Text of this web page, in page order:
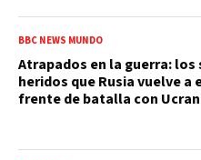
BBC NEWS MUNDO
Atrapados en la guerra: los
heridos que Rusia vuelve a
frente de batalla con